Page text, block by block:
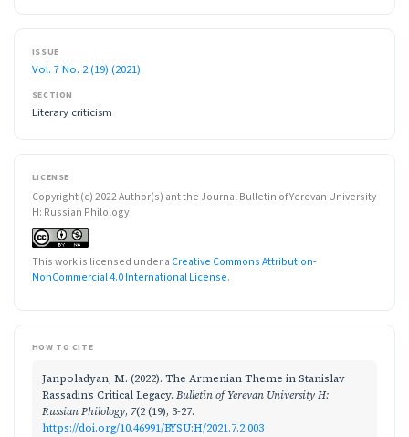
ISSUE
Vol. 7 No. 2 (19) (2021)
SECTION
Literary criticism
LICENSE
Copyright (c) 2022 Author(s) ant the Journal Bulletin of Yerevan University
H: Russian Philology
This work is licensed under a Creative Commons Attribution-
NonCommercial 4.0 International License.
HOW TO CITE
Janpoladyan, M. (2022). The Armenian Theme in Stanislav
Rassadin’s Critical Legacy. Bulletin of Yerevan University H:
Russian Philology, 7(2 (19), 3-27.
https://doi.org/10.46991/BYSU:H/2021.7.2.003